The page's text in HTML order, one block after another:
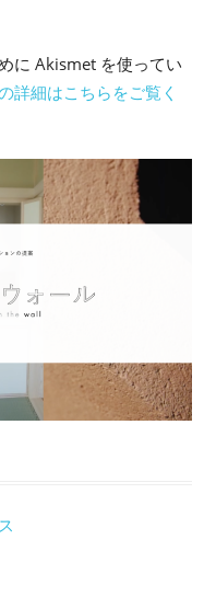
に Akismet を使ってい
詳細はこちらをご覧く